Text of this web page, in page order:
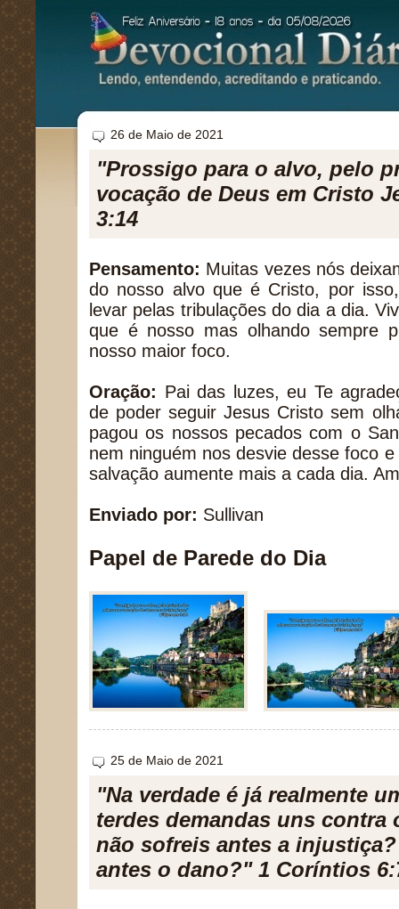
26 de Maio de 2021
"Prossigo para o alvo, pelo
vocação de Deus em Cristo
3:14
Pensamento: Muitas vezes nós
do nosso alvo que é Cristo, por
levar pelas tribulações do dia a dia.
que é nosso mas olhando sempre
nosso maior foco.
Oração: Pai das luzes, eu Te
de poder seguir Jesus Cristo sem
pagou os nossos pecados com o
nem ninguém nos desvie desse foco
salvação aumente mais a cada dia.
Enviado por: Sullivan
Papel de Parede do Dia
25 de Maio de 2021
"Na verdade é já realmente
terdes demandas uns contra
não sofreis antes a
antes o dano?" 1 Coríntios